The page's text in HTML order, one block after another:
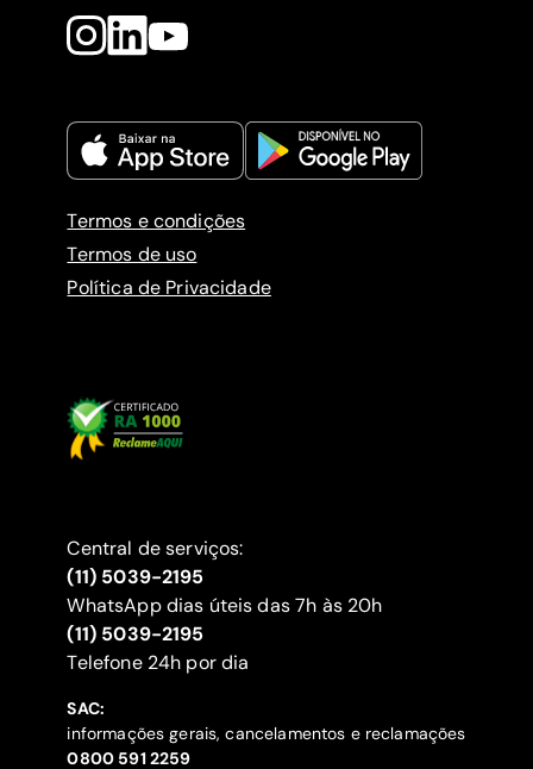
Termos e condições
Termos de uso
Política de Privacidade
Central de serviços:
(11) 5039-2195
WhatsApp dias úteis das 7h às 20h
(11) 5039-2195
‍Telefone 24h por dia
SAC:
informações gerais, cancelamentos e reclamações
‍0800 591 2259